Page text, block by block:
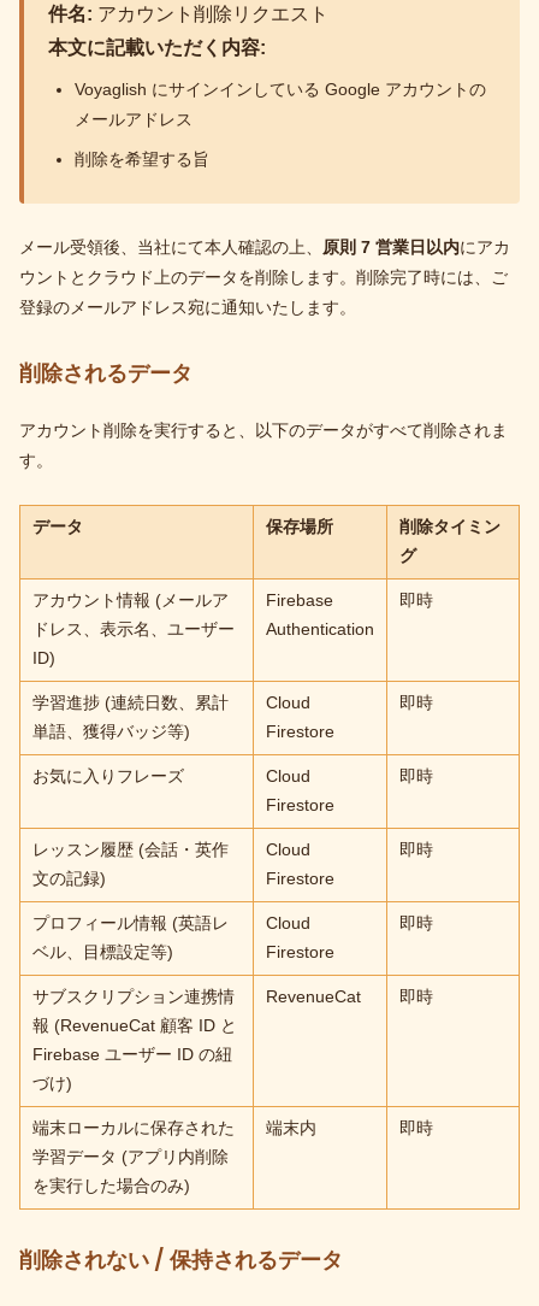
件名: アカウント削除リクエスト
本文に記載いただく内容:
Voyaglish にサインインしている Google アカウントの
メールアドレス
削除を希望する旨
メール受領後、当社にて本人確認の上、 原則 7 営業日以内にアカ
ウントとクラウド上のデータを削除します。削除完了時には、ご
登録のメールアドレス宛に通知いたします。
削除されるデータ
アカウント削除を実行すると、以下のデータがすべて削除されま
す。
データ 保存場所
削除タイミン
グ
アカウント情報 (メールア
ドレス、表示名、ユーザー
ID)
Firebase
Authentication
即時
学習進捗 (連続日数、累計
単語、獲得バッジ等)
Cloud
Firestore
即時
お気に入りフレーズ
Cloud
Firestore
即時
レッスン履歴 (会話・英作
文の記録)
Cloud
Firestore
即時
プロフィール情報 (英語レ
ベル、目標設定等)
Cloud
Firestore
即時
サブスクリプション連携情
報 (RevenueCat 顧客 ID と
Firebase ユーザー ID の紐
づけ)
RevenueCat 即時
端末ローカルに保存された
学習データ (アプリ内削除
を実行した場合のみ)
端末内 即時
削除されない / 保持されるデータ